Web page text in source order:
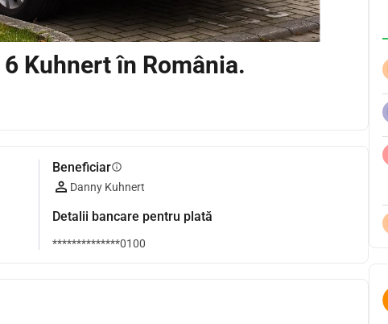
Kuhnert în România.
Beneficiarinfo
Danny Kuhnert
Detalii bancare pentru plată
**************0100